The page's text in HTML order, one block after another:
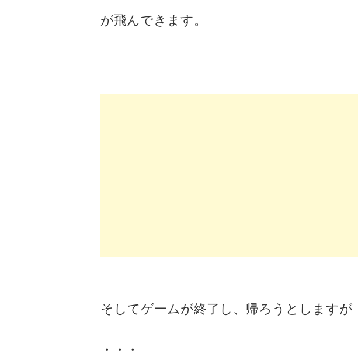
が飛んできます。
そしてゲームが終了し、帰ろうとしますが
・・・